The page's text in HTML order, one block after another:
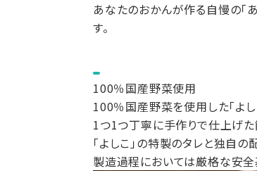
あなたのおかんが作る自慢の「
す。
100％国産野菜使用
100％国産野菜を使用した「よし
1つ1つ丁寧に手作りで仕上げ
「よしこ」の特製のタレと独自
製造過程においては厳格な安全